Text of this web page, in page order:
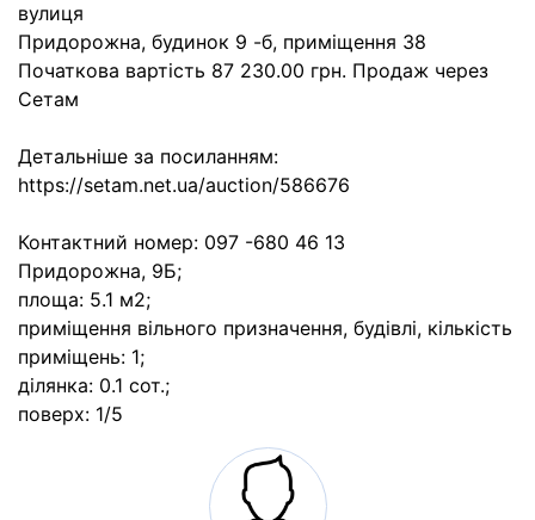
вулиця
Придорожна, будинок 9 -б, приміщення 38
Початкова вартість 87 230.00 грн. Продаж через
Сетам
Детальніше за посиланням:
https://setam.net.ua/auction/586676
Контактний номер: 097 -680 46 13
Придорожна, 9Б;
площа: 5.1 м2;
приміщення вільного призначення, будівлі, кількість
приміщень: 1;
ділянка: 0.1 сот.;
поверх: 1/5